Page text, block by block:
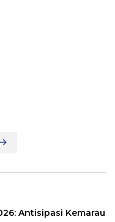
Antisipasi Kemarau